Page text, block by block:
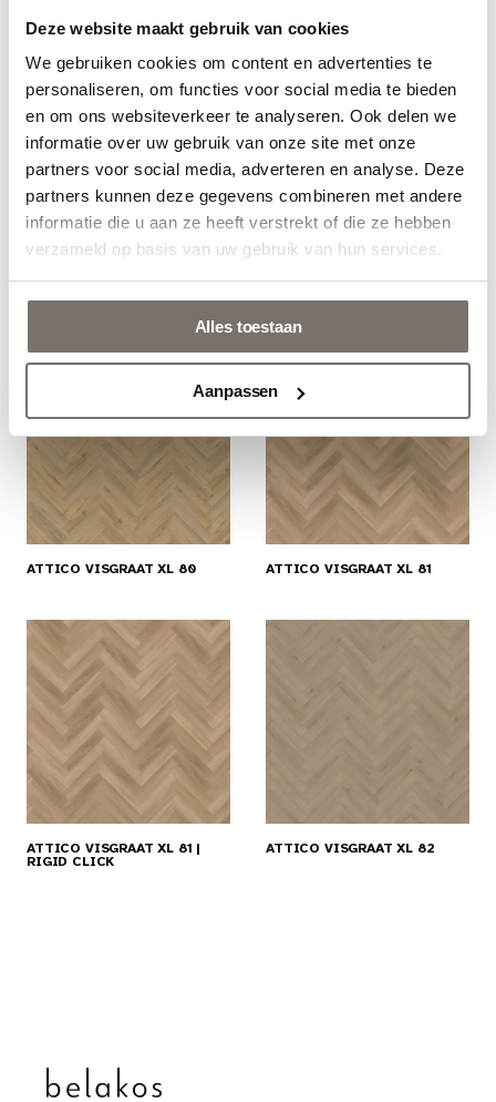
Deze website maakt gebruik van cookies
We gebruiken cookies om content en advertenties te
personaliseren, om functies voor social media te bieden
en om ons websiteverkeer te analyseren. Ook delen we
informatie over uw gebruik van onze site met onze
partners voor social media, adverteren en analyse. Deze
partners kunnen deze gegevens combineren met andere
informatie die u aan ze heeft verstrekt of die ze hebben
verzameld op basis van uw gebruik van hun services.
Alles toestaan
Aanpassen
Choose your language
Engels
Nederlands
PVC VOORDELEN
STEL EEN VLOERKLEED OP MAAT SAMEN
Gerelateerde producten Bekijk catalogus
ATTICO VISGRAAT XL 80 ATTICO VISGRAAT XL 81
ATTICO VISGRAAT XL 81 |
RIGID CLICK
ATTICO VISGRAAT XL 82